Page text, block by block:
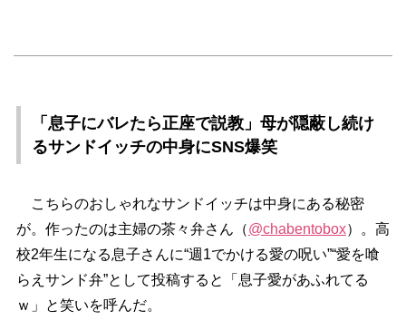
「息子にバレたら正座で説教」母が隠蔽し続け
るサンドイッチの中身にSNS爆笑
こちらのおしゃれなサンドイッチは中身にある秘密
が。作ったのは主婦の茶々弁さん（@chabentobox）。高
校2年生になる息子さんに“週1でかける愛の呪い”“愛を喰
らえサンド弁”として投稿すると「息子愛があふれてる
ｗ」と笑いを呼んだ。